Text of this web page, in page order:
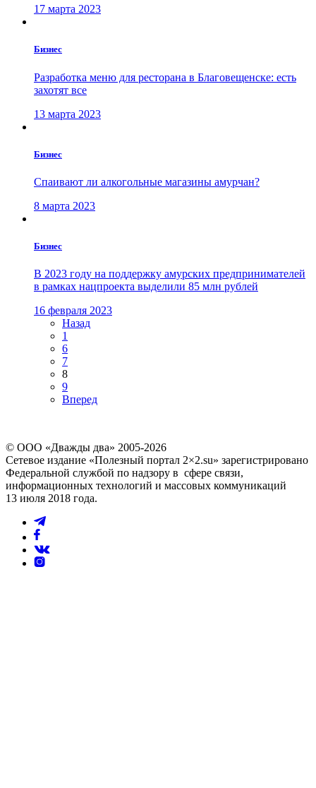
17 марта 2023
Бизнес
Разработка меню для ресторана в Благовещенске: есть
захотят все
13 марта 2023
Бизнес
Спаивают ли алкогольные магазины амурчан?
8 марта 2023
Бизнес
В 2023 году на поддержку амурских предпринимателей
в рамках нацпроекта выделили 85 млн рублей
16 февраля 2023
Назад
1
6
7
8
9
Вперед
© ООО «Дважды два» 2005-2026
Сетевое издание «Полезный портал 2×2.su» зарегистрировано
Федеральной службой по надзору в сфере связи,
информационных технологий и массовых коммуникаций
13 июля 2018 года.